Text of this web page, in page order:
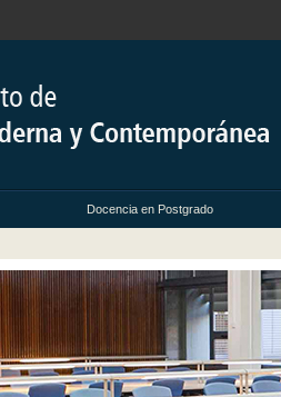
Docencia en Postgrado